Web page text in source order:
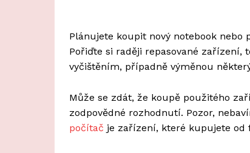
Plánujete koupit nový notebook
Pořiďte si raději repasované zařízení,
vyčištěním, případně výměnou
Může se zdát, že koupě použitého
zodpovědné rozhodnutí. Pozor,
počítač je zařízení, které kupujete od